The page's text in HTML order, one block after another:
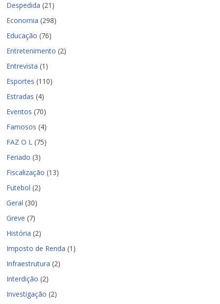
Despedida (21)
Economia (298)
Educação (76)
Entretenimento (2)
Entrevista (1)
Esportes (110)
Estradas (4)
Eventos (70)
Famosos (4)
FAZ O L (75)
Feriado (3)
Fiscalização (13)
Futebol (2)
Geral (30)
Greve (7)
História (2)
Imposto de Renda (1)
Infraestrutura (2)
Interdição (2)
Investigação (2)